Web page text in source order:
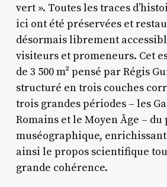
vert ». Toutes les traces
ici ont été préservées et
désormais librement
visiteurs et promeneurs. Cet
de 3 500 m² pensé par Régis
structuré en trois couches
trois grandes périodes – les
Romains et le Moyen Âge –
muséographique,
ainsi le propos scientifique
grande cohérence.